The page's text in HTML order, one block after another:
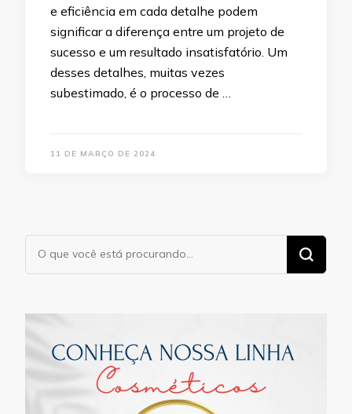
e eficiência em cada detalhe podem
significar a diferença entre um projeto de
sucesso e um resultado insatisfatório. Um
desses detalhes, muitas vezes
subestimado, é o processo de …
11 DE MARÇO DE 2024
Procurando
algo?